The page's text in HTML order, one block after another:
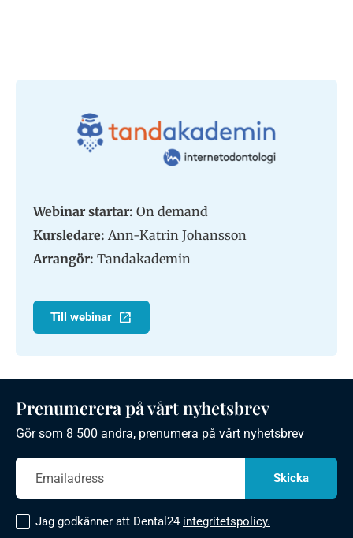
Webinar startar: On demand
Kursledare: Ann-Katrin Johansson
Arrangör: Tandakademin
Till webinar
Prenumerera på vårt nyhetsbrev
Gör som 8 500 andra, prenumera på vårt nyhetsbrev
Jag godkänner att Dental24 integritetspolicy.